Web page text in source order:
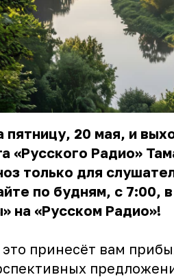
пятницу, 20 мая, и
«Русского Радио»
только для
по будням, с 7:00,
на «Русском Радио»!
принесёт вам